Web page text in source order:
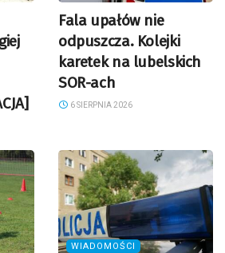
Fala upałów nie
odpuszcza. Kolejki
karetek na lubelskich
SOR-ach
6 SIERPNIA 2026
WIADOMOŚCI